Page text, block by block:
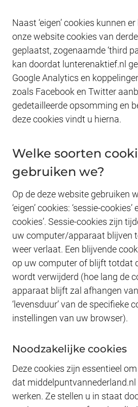
Naast ‘eigen’ cookies kunnen
onze website cookies van
geplaatst, zogenaamde ‘third
kan doordat lunterenaktief.nl
Google Analytics en
zoals Facebook en Twitter
gedetailleerde opsomming en
deze cookies vindt u hierna.
Welke soorten
gebruiken we?
Op de deze website gebruiken
‘eigen’ cookies: ‘sessie-cookies’
cookies’. Sessie-cookies zijn
uw computer/apparaat blijven
weer verlaat. Een blijvende
op uw computer of blijft totdat
wordt verwijderd (hoe lang de
apparaat blijft zal afhangen
‘levensduur’ van de specifieke
instellingen van uw browser).
Noodzakelijke cookies
Deze cookies zijn essentieel
dat middelpuntvannederland.nl
werken. Ze stellen u in staat